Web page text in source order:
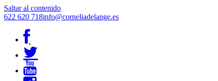
Saltar al contenido
622 620 718info@corneliadelange.es